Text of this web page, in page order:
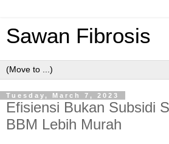
Sawan Fibrosis
Tuesday, March 7, 2023
Efisiensi Bukan Subsidi
BBM Lebih Murah